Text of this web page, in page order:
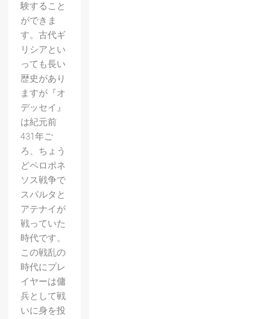
験すること
ができま
す。古代ギ
リシアとい
っても長い
歴史があり
ますが『オ
デッセイ』
は紀元前
431年ご
ろ、ちょう
どペロポネ
ソス戦争で
スパルタと
アテナイが
戦っていた
時代です。
この戦乱の
時代にプレ
イヤーは傭
兵として戦
いに身を投